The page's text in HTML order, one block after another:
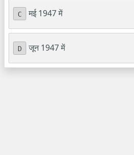
C मई 1947 में
D जून 1947 में